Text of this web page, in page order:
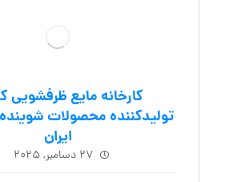
کارخانه مایع ظرفشویی
تولیدکننده محصولات
ایران
۲۷ دسامبر, ۲۰۲۵